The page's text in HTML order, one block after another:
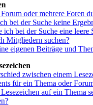
oder mehrere Foren
bei der Suche keine
ich bei der Suche eine leere
Mitgliedern suchen?
eigenen Beiträge und
zwischen einem
für ein Thema oder
auf ein Thema